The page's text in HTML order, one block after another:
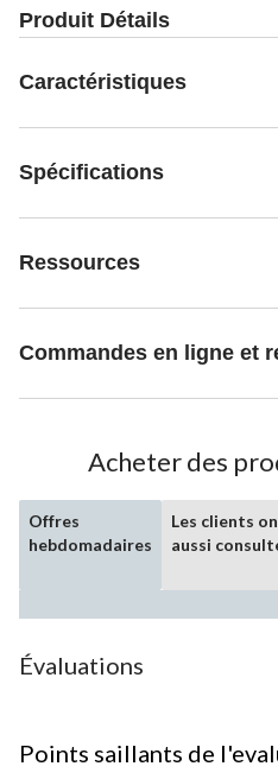
Produit Détails
Caractéristiques
Spécifications
Ressources
Commandes en ligne et
Acheter des
Offres
hebdomadaires
Les clients
aussi
Évaluations
Points saillants de